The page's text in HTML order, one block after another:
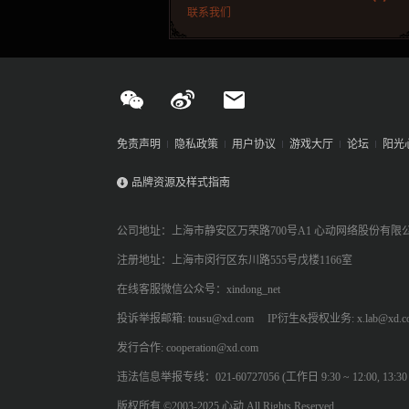
联系我们
免责声明 隐私政策 用户协议 游戏大厅 论坛 阳光
品牌资源及样式指南
公司地址：上海市静安区万荣路700号A1 心动网络股份有限
注册地址：上海市闵行区东川路555号戊楼1166室
在线客服微信公众号：xindong_net
投诉举报邮箱: tousu@xd.com IP衍生&授权业务:
发行合作: cooperation@xd.com
违法信息举报专线：021-60727056 (工作日 9:30 ~ 12:00, 13:30
版权所有 ©2003-2025 心动 All Rights Reserved